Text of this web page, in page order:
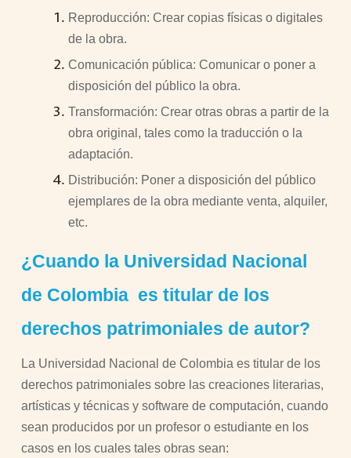
Reproducción: Crear copias físicas o digitales
de la obra.
Comunicación pública: Comunicar o poner a
disposición del público la obra.
Transformación: Crear otras obras a partir de la
obra original, tales como la traducción o la
adaptación.
Distribución: Poner a disposición del público
ejemplares de la obra mediante venta, alquiler,
etc.
¿Cuando la Universidad Nacional
de Colombia es titular de los
derechos patrimoniales de autor?
La Universidad Nacional de Colombia es titular de los
derechos patrimoniales sobre las creaciones literarias,
artísticas y técnicas y software de computación, cuando
sean producidos por un profesor o estudiante en los
casos en los cuales tales obras sean: